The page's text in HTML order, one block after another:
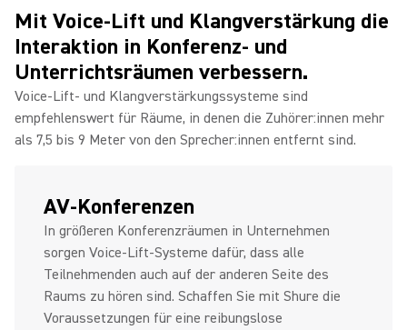
Mit Voice-Lift und Klangverstärkung die
Interaktion in Konferenz- und
Unterrichtsräumen verbessern.
Voice-Lift- und Klangverstärkungssysteme sind
empfehlenswert für Räume, in denen die Zuhörer:innen mehr
als 7,5 bis 9 Meter von den Sprecher:innen entfernt sind.
AV-Konferenzen
In größeren Konferenzräumen in Unternehmen
sorgen Voice-Lift-Systeme dafür, dass alle
Teilnehmenden auch auf der anderen Seite des
Raums zu hören sind. Schaffen Sie mit Shure die
Voraussetzungen für eine reibungslose